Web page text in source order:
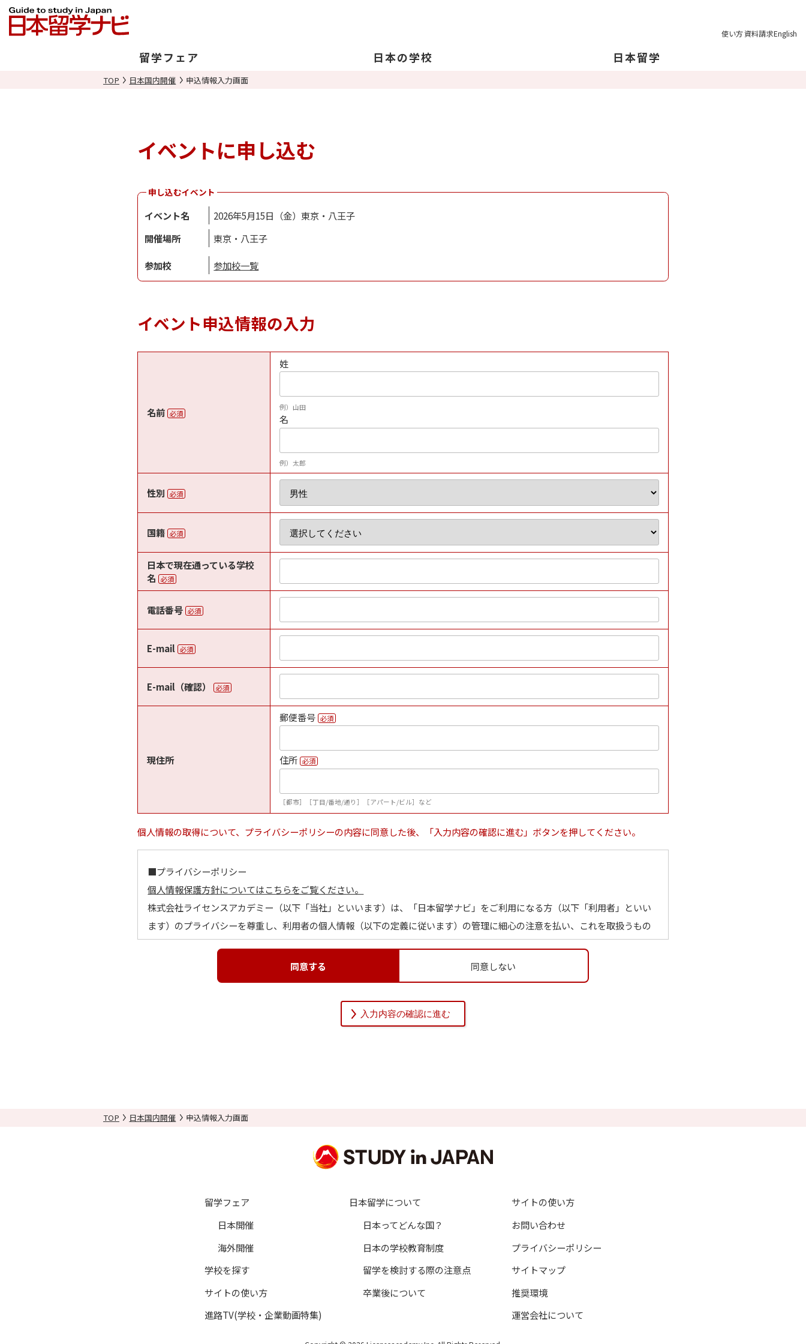
使い方資料請求English
留学フェア 日本の学校 日本留学
卒業後
TOP 日本国内開催 申込情報入力画面
イベントに申し込む
申し込むイベント
イベント名
2026年5月15日（金）東京・八王子
開催場所
東京・八王子
参加校 参加校一覧
イベント申込情報の入力
名前 必須
姓
例）山田
名
例）太郎
性別 必須
国籍 必須
日本で現在通っている学校
名 必須
電話番号 必須
E-mail 必須
E-mail（確認） 必須
現住所
郵便番号 必須
住所 必須
［都市］［丁目/番地/通り］［アパート/ビル］など
個人情報の取得について、プライバシーポリシーの内容に同意した後、「入力内容の確認に進む」ボタンを押してください。
■プライバシーポリシー
個人情報保護方針についてはこちらをご覧ください。
株式会社ライセンスアカデミー（以下「当社」といいます）は、「日本留学ナビ」をご利用になる方（以下「利用者」といい
ます）のプライバシーを尊重し、利用者の個人情報（以下の定義に従います）の管理に細心の注意を払い、これを取扱うもの
とします。
他の記述等により当該利用者を識別できるものをいいます。また、その情報のみでは識別できない場合でも、他の情報と容易
に照合することができ、結果的に利用者個人を識別できるものも個人情報に含まれます。
（１）「日本留学ナビ」の会員登録者の個人認証及び会員向け各種サービスの提供
（２）利用者からの請求（一括資料請求を含む）に基づく、資料請求先教育機関への個人情報開示
（３）利用者からの請求に基づく、暮らし情報（学生寮、マンション等）提供提携企業への個人情報開示
（５）進路に関する悩み相談の受付及び回答
（７）記事作成等におけるモニターや取材対象者の応募受付及び対象者への連絡
（８）本人の承諾に基づく、取材、アンケート要請のご連絡
（９）当社又は提携教育機関が主催するイベント情報の提供、参加申込受付及び連絡等の管理
（10）当該イベント参加時の傷害保険への加入手続
（12）「日本留学ナビ」のサービスに関するご意見、お問い合わせへの回答
（13）「各種オンライン授業」の受講に関する申込管理、諸連絡、当社もしくは教育機関からの情報発信、教材および資料の
同意する 同意しない
TOP 日本国内開催 申込情報入力画面
留学フェア
日本開催
海外開催
学校を探す
サイトの使い方
進路TV(学校・企業動画特集)
日本留学について
日本ってどんな国？
日本の学校教育制度
留学を検討する際の注意点
卒業後について
サイトの使い方
お問い合わせ
プライバシーポリシー
サイトマップ
推奨環境
運営会社について